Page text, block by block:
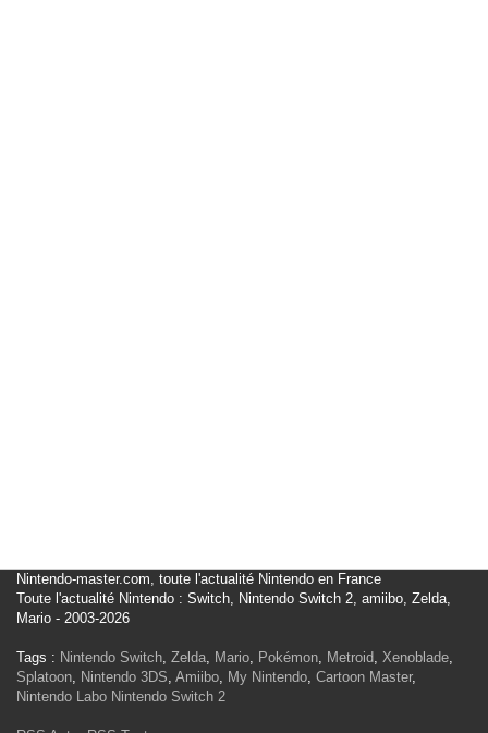
Nintendo-master.com, toute l'actualité Nintendo en France
Toute l'actualité Nintendo : Switch, Nintendo Switch 2, amiibo, Zelda,
Mario - 2003-2026
Tags : Nintendo Switch, Zelda, Mario, Pokémon, Metroid, Xenoblade,
Splatoon, Nintendo 3DS, Amiibo, My Nintendo, Cartoon Master,
Nintendo Labo Nintendo Switch 2